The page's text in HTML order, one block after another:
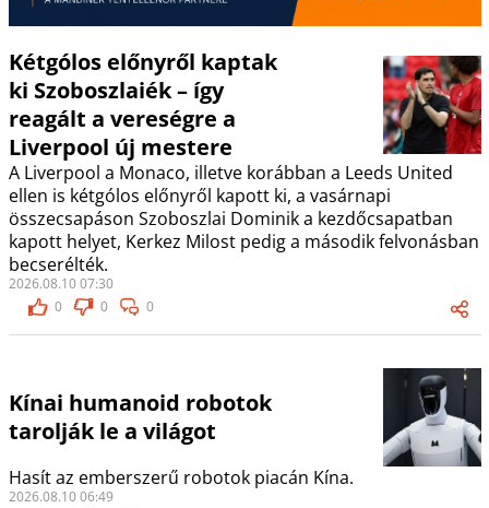
Kétgólos előnyről kaptak
ki Szoboszlaiék – így
reagált a vereségre a
Liverpool új mestere
A Liverpool a Monaco, illetve korábban a Leeds United
ellen is kétgólos előnyről kapott ki, a vasárnapi
összecsapáson Szoboszlai Dominik a kezdőcsapatban
kapott helyet, Kerkez Milost pedig a második felvonásban
becserélték.
2026.08.10 07:30
0
0 0
Kínai humanoid robotok
tarolják le a világot
Hasít az emberszerű robotok piacán Kína.
2026.08.10 06:49